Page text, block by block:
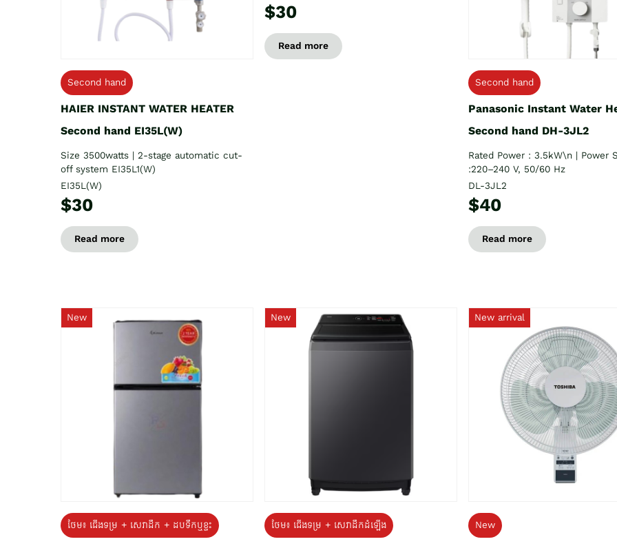
Second hand
HAIER INSTANT WATER HEATER
Second hand EI35L(W)
Size 3500watts | 2-stage automatic cut-
off system EI35L1(W)
EI35L(W)
$30
Read more
$30
Read more
Second hand
Panasonic Instant Water
Second hand DH-3JL2
Rated Power : 3.5kW\n | Power
:220–240 V, 50/60 Hz
DL-3JL2
$40
Read more
New
ថែម៖ ជេីងទម្រ + សេវាដឹក + ដបទឹកឬខ្ទះ
New
ថែម៖ ជើងទម្រ + សេវាដឹកដំឡើង
New arrival
New